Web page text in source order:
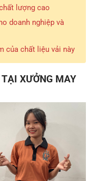
lượng cao
doanh nghiệp và
của chất liệu vải này
XƯỞNG MAY